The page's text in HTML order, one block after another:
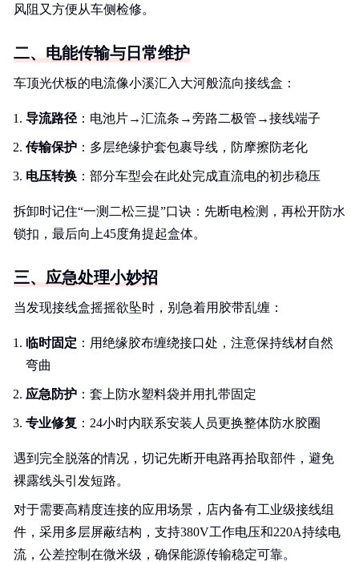
风阻又方便从车侧检修。
二、电能传输与日常维护
车顶光伏板的电流像小溪汇入大河般流向接线盒：
导流路径 ：电池片→汇流条→旁路二极管→接线端子
传输保护 ：多层绝缘护套包裹导线，防摩擦防老化
电压转换 ：部分车型会在此处完成直流电的初步稳压
拆卸时记住“一测二松三提”口诀：先断电检测，再松开防水
锁扣，最后向上45度角提起盒体。
三、应急处理小妙招
当发现接线盒摇摇欲坠时，别急着用胶带乱缠：
临时固定 ：用绝缘胶布缠绕接口处，注意保持线材自然
弯曲
应急防护 ：套上防水塑料袋并用扎带固定
专业修复 ：24小时内联系安装人员更换整体防水胶圈
遇到完全脱落的情况，切记先断开电路再拾取部件，避免
裸露线头引发短路。
对于需要高精度连接的应用场景，店内备有工业级接线组
件，采用多层屏蔽结构，支持380V工作电压和220A持续电
流，公差控制在微米级，确保能源传输稳定可靠。